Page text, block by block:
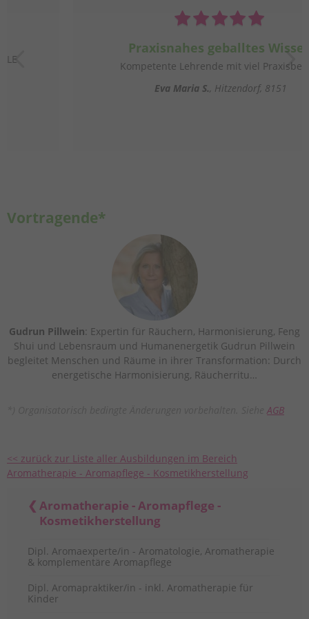
Praxisnahes geballtes Wissen
Kompetente Lehrende mit viel Praxisbezug.
Hitzendorf, 8151
Vortragende*
Gudrun Pillwein: Expertin für Räuchern, Harmonisierung, Feng
Shui und Lebensraum und Humanenergetik Gudrun Pillwein
begleitet Menschen und Räume in ihrer Transformation: Durch
energetische Harmonisierung, Räucherritu…
AGB
<< zurück zur Liste aller Ausbildungen im Bereich
Aromatherapie - Aromapflege - Kosmetikherstellung
Aromatherapie - Aromapflege -
Kosmetikherstellung
Dipl. Aromaexperte/in - Aromatologie, Aromatherapie
& komplementäre Aromapflege
Dipl. Aromapraktiker/in - inkl. Aromatherapie für
Kinder